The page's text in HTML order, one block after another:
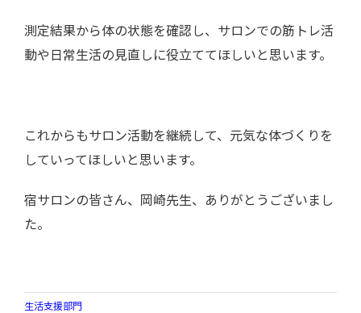
測定結果から体の状態を確認し、サロンでの筋トレ活
動や日常生活の見直しに役立ててほしいと思います。
これからもサロン活動を継続して、元気な体づくりを
していってほしいと思います。
宿サロンの皆さん、岡崎先生、ありがとうございまし
た。
生活支援部門